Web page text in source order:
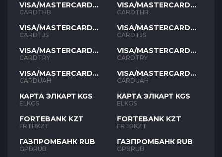
VISA/MASTERCARD
THB
CARDTHB
VISA/MASTERCARD
TJS
CARDTJS
VISA/MASTERCARD
TYR
CARDTRY
VISA/MASTERCARD
UAH
CARDUAH
КАРТА ЭЛКАРТ KGS
ELKGS
FORTEBANK KZT
FRTBKZT
ГАЗПРОМБАНК RUB
GPBRUB
VISA/MASTERCARD
THB
CARDTHB
VISA/MASTERCARD
TJS
CARDTJS
VISA/MASTERCARD
TYR
CARDTRY
VISA/MASTERCARD
UAH
CARDUAH
КАРТА ЭЛКАРТ KGS
ELKGS
FORTEBANK KZT
FRTBKZT
ГАЗПРОМБАНК RUB
GPBRUB